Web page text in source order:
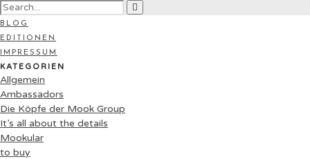
BLOG
EDITIONEN
IMPRESSUM
KATEGORIEN
Allgemein
Ambassadors
Die Köpfe der Mook Group
It’s all about the details
Mookular
to buy